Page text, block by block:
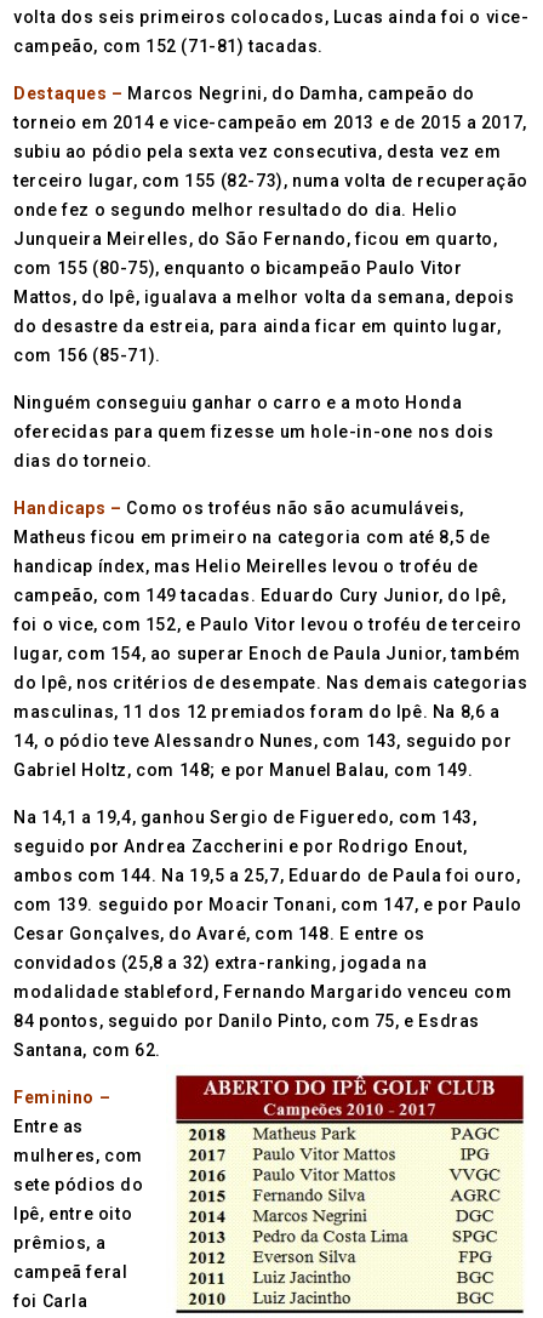
volta dos seis primeiros colocados, Lucas ainda foi o vice-
campeão, com 152 (71-81) tacadas.
Destaques – Marcos Negrini, do Damha, campeão do
torneio em 2014 e vice-campeão em 2013 e de 2015 a 2017,
subiu ao pódio pela sexta vez consecutiva, desta vez em
terceiro lugar, com 155 (82-73), numa volta de recuperação
onde fez o segundo melhor resultado do dia. Helio
Junqueira Meirelles, do São Fernando, ficou em quarto,
com 155 (80-75), enquanto o bicampeão Paulo Vitor
Mattos, do Ipê, igualava a melhor volta da semana, depois
do desastre da estreia, para ainda ficar em quinto lugar,
com 156 (85-71).
Ninguém conseguiu ganhar o carro e a moto Honda
oferecidas para quem fizesse um hole-in-one nos dois
dias do torneio.
Handicaps – Como os troféus não são acumuláveis,
Matheus ficou em primeiro na categoria com até 8,5 de
handicap índex, mas Helio Meirelles levou o troféu de
campeão, com 149 tacadas. Eduardo Cury Junior, do Ipê,
foi o vice, com 152, e Paulo Vitor levou o troféu de terceiro
lugar, com 154, ao superar Enoch de Paula Junior, também
do Ipê, nos critérios de desempate. Nas demais categorias
masculinas, 11 dos 12 premiados foram do Ipê. Na 8,6 a
14, o pódio teve Alessandro Nunes, com 143, seguido por
Gabriel Holtz, com 148; e por Manuel Balau, com 149.
Na 14,1 a 19,4, ganhou Sergio de Figueredo, com 143,
seguido por Andrea Zaccherini e por Rodrigo Enout,
ambos com 144. Na 19,5 a 25,7, Eduardo de Paula foi ouro,
com 139. seguido por Moacir Tonani, com 147, e por Paulo
Cesar Gonçalves, do Avaré, com 148. E entre os
convidados (25,8 a 32) extra-ranking, jogada na
modalidade stableford, Fernando Margarido venceu com
84 pontos, seguido por Danilo Pinto, com 75, e Esdras
Santana, com 62.
Feminino –
Entre as
mulheres, com
sete pódios do
Ipê, entre oito
prêmios, a
campeã feral
foi Carla